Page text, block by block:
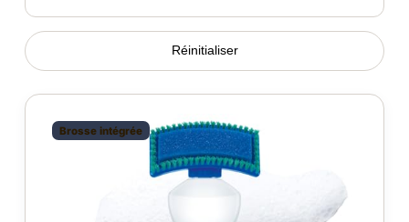
Réinitialiser
Brosse intégrée